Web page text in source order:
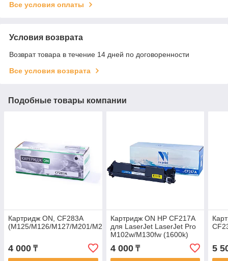
Все условия оплаты
Условия возврата
Возврат товара в течение 14 дней по договоренности
Все условия возврата
Подобные товары компании
Картридж ON, CF283A
(M125/M126/M127/M201/M225)
4 000 ₸
Картридж ON HP CF217A
для LaserJet LaserJet Pro
M102w/M130fw (1600k)
4 000₸ 5